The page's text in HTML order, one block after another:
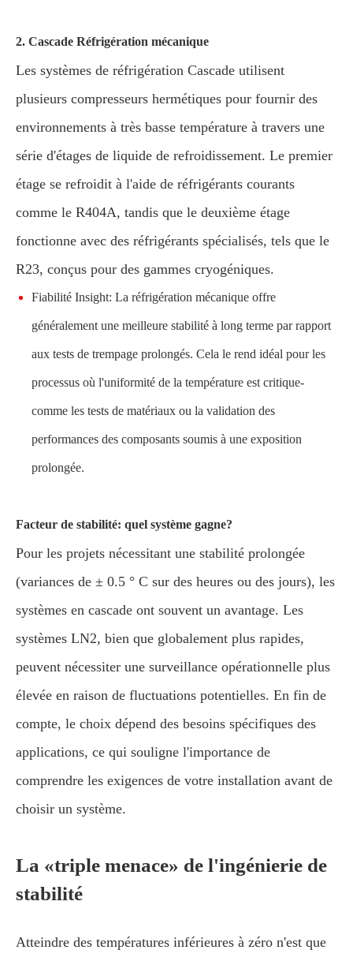
2. Cascade Réfrigération mécanique
Les systèmes de réfrigération Cascade utilisent
plusieurs compresseurs hermétiques pour fournir des
environnements à très basse température à travers une
série d'étages de liquide de refroidissement. Le premier
étage se refroidit à l'aide de réfrigérants courants
comme le R404A, tandis que le deuxième étage
fonctionne avec des réfrigérants spécialisés, tels que le
R23, conçus pour des gammes cryogéniques.
Fiabilité Insight: La réfrigération mécanique offre
généralement une meilleure stabilité à long terme par rapport
aux tests de trempage prolongés. Cela le rend idéal pour les
processus où l'uniformité de la température est critique-
comme les tests de matériaux ou la validation des
performances des composants soumis à une exposition
prolongée.
Facteur de stabilité: quel système gagne?
Pour les projets nécessitant une stabilité prolongée
(variances de ± 0.5 ° C sur des heures ou des jours), les
systèmes en cascade ont souvent un avantage. Les
systèmes LN2, bien que globalement plus rapides,
peuvent nécessiter une surveillance opérationnelle plus
élevée en raison de fluctuations potentielles. En fin de
compte, le choix dépend des besoins spécifiques des
applications, ce qui souligne l'importance de
comprendre les exigences de votre installation avant de
choisir un système.
La «triple menace» de l'ingénierie de
stabilité
Atteindre des températures inférieures à zéro n'est que